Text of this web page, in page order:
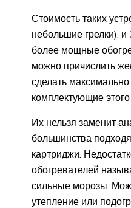
Стоимость таких
небольшие грелки),
более мощные
можно причислить
сделать
комплектующие этого
Их нельзя заменит
большинства
картриджи.
обогревателей
сильные морозы.
утепление или